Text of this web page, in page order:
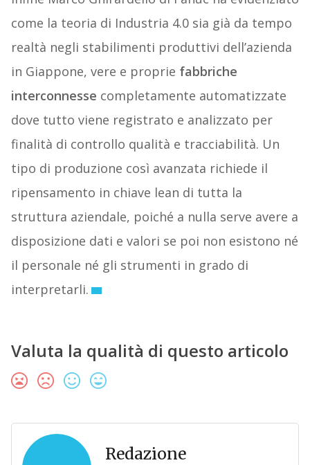
come la teoria di Industria 4.0 sia già da tempo
realtà negli stabilimenti produttivi dell’azienda
in Giappone, vere e proprie fabbriche
interconnesse completamente automatizzate
dove tutto viene registrato e analizzato per
finalità di controllo qualità e tracciabilità. Un
tipo di produzione così avanzata richiede il
ripensamento in chiave lean di tutta la
struttura aziendale, poiché a nulla serve avere a
disposizione dati e valori se poi non esistono né
il personale né gli strumenti in grado di
interpretarli.
Valuta la qualità di questo articolo
Redazione